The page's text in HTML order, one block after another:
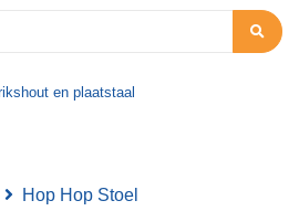
Hop Hop Stoel